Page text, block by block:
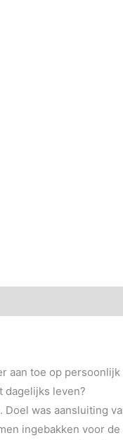
toe op
dagelijks leven?
was aansluiting
ingebakken voor